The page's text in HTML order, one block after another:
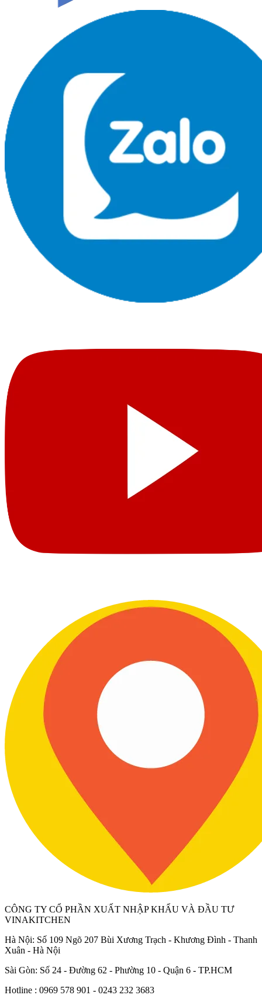
CÔNG TY CỔ PHẦN XUẤT NHẬP KHẨU VÀ ĐẦU TƯ
VINAKITCHEN
Hà Nội: Số 109 Ngõ 207 Bùi Xương Trạch - Khương Đình - Thanh
Xuân - Hà Nội
Sài Gòn: Số 24 - Đường 62 - Phường 10 - Quận 6 - TP.HCM
Hotline : 0969 578 901 - 0243 232 3683